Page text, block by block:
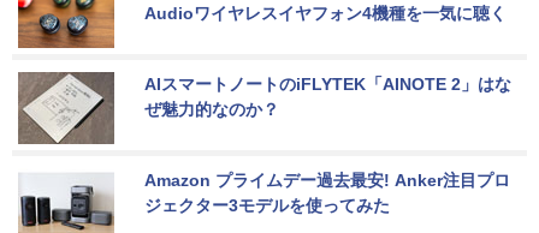
Audioワイヤレスイヤフォン4機種を一気に聴く
AIスマートノートのiFLYTEK「AINOTE 2」はな
ぜ魅力的なのか？
Amazon プライムデー過去最安! Anker注目プロ
ジェクター3モデルを使ってみた